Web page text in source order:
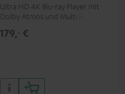
Ultra HD 4K Blu-ray Player mit
Dolby Atmos und Multi HDR-
HDR10+ für eine überragende
179,‐ €